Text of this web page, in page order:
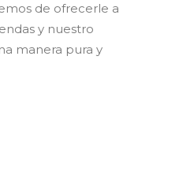
de ofrecerle a
y nuestro
manera pura y